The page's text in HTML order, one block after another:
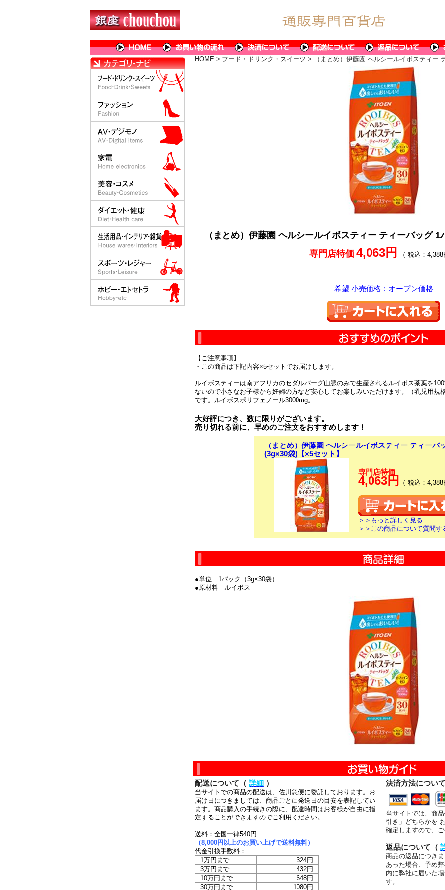
HOME > フード・ドリンク・スイーツ > （まとめ）伊藤園 ヘルシールイボスティー
（まとめ）伊藤園 ヘルシールイボスティー ティーバッグ 1
専門店特価 4,063円 （ 税込：4,388
希望 小売価格：オープン価格
【ご注意事項】
・この商品は下記内容×5セットでお届けします。
ルイボスティーは南アフリカのセダルバーグ山脈のみで生産されるルイボス茶葉を
ないので小さなお子様から妊婦の方など安心してお楽しみいただけます。（乳児用規
です。ルイボスポリフェノール3000mg。
大好評につき、数に限りがございます。
売り切れる前に、早めのご注文をおすすめします！
（まとめ）伊藤園 ヘルシールイボスティー ティーバ
(3g×30袋)【×5セット】
専門店特価
4,063円 （ 税込：4,388
＞＞もっと詳しく見る
＞＞この商品について質問す
●単位 1パック（3g×30袋）
●原材料 ルイボス
配送について（ 詳細 ）
当サイトでの商品の配送は、佐川急便に委託しております。お
届け日につきましては、商品ごとに発送日の目安を表記してい
ます。商品購入の手続きの際に、配達時間はお客様が自由に指
定することができますのでご利用ください。
送料：全国一律540円
（8,000円以上のお買い上げで送料無料）
代金引換手数料：
1万円まで
324円
3万円まで
432円
10万円まで
648円
30万円まで
1080円
決済方法につい
当サイトでは、商
引き」どちらかを
確定しますので、
返品について（
商品の返品につき
あった場合、予め
内に弊社に届いた
す。